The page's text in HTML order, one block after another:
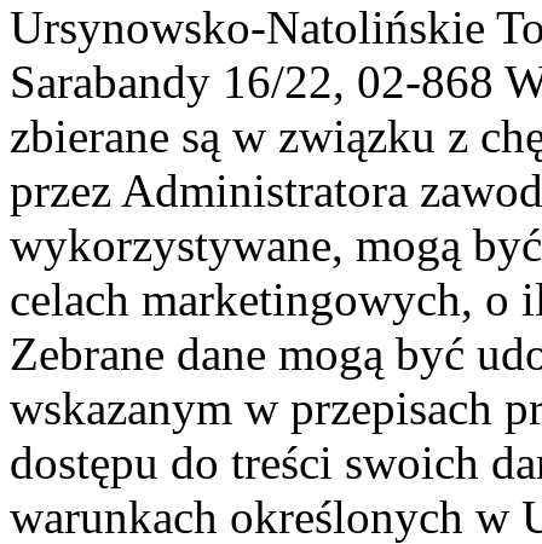
Ursynowsko-Natolińskie
Sarabandy 16/22, 02-868
zbierane są w związku z
przez Administratora
wykorzystywane, mogą
celach marketingowych, o
Zebrane dane mogą być
wskazanym w przepisach
dostępu do treści swoich
warunkach określonych w